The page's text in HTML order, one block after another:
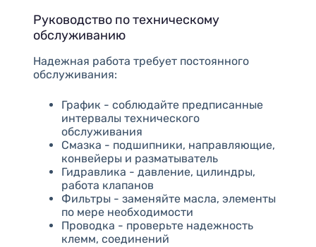
Руководство по техническому
обслуживанию
Надежная работа требует постоянного
обслуживания:
График - соблюдайте предписанные
интервалы технического
обслуживания
Смазка - подшипники, направляющие,
конвейеры и разматыватель
Гидравлика - давление, цилиндры,
работа клапанов
Фильтры - заменяйте масла, элементы
по мере необходимости
Проводка - проверьте надежность
клемм, соединений